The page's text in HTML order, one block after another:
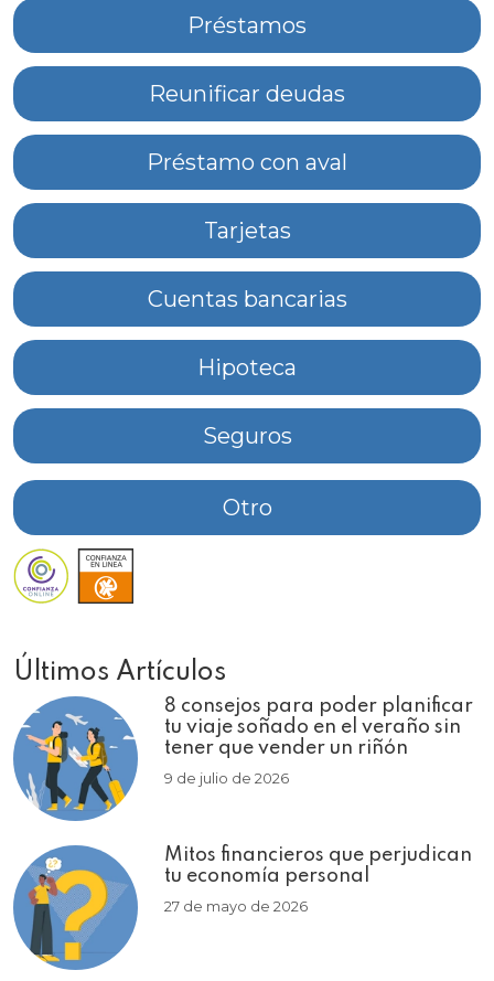
Préstamos
Reunificar deudas
Préstamo con aval
Tarjetas
Cuentas bancarias
Hipoteca
Seguros
Otro
Últimos Artículos
8 consejos para poder planificar
tu viaje soñado en el veraño sin
tener que vender un riñón
9 de julio de 2026
Mitos financieros que perjudican
tu economía personal
27 de mayo de 2026